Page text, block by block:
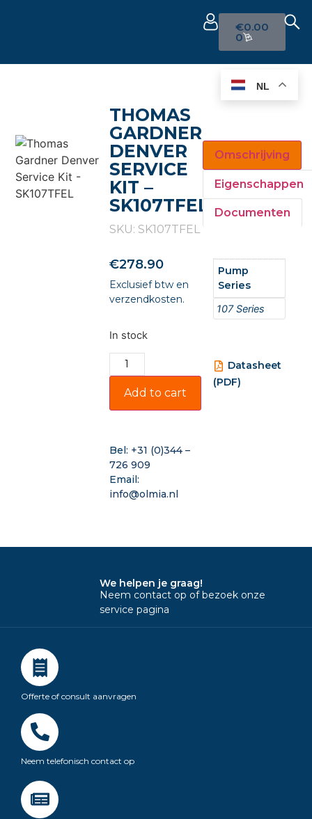
€0.00
0
THOMAS
GARDNER
DENVER
SERVICE
KIT –
SK107TFEL
SKU: SK107TFEL
€278.90
Exclusief btw en
verzendkosten.
In stock
Add to cart
Bel: +31 (0)344 –
726 909
Email:
info@olmia.nl
Omschrijving
Eigenschappen
Documenten
Pump
Series
107 Series
Datasheet
(PDF)
We helpen je graag!
Neem contact op of bezoek onze
service pagina
Offerte of consult aanvragen
Neem telefonisch contact op
NL